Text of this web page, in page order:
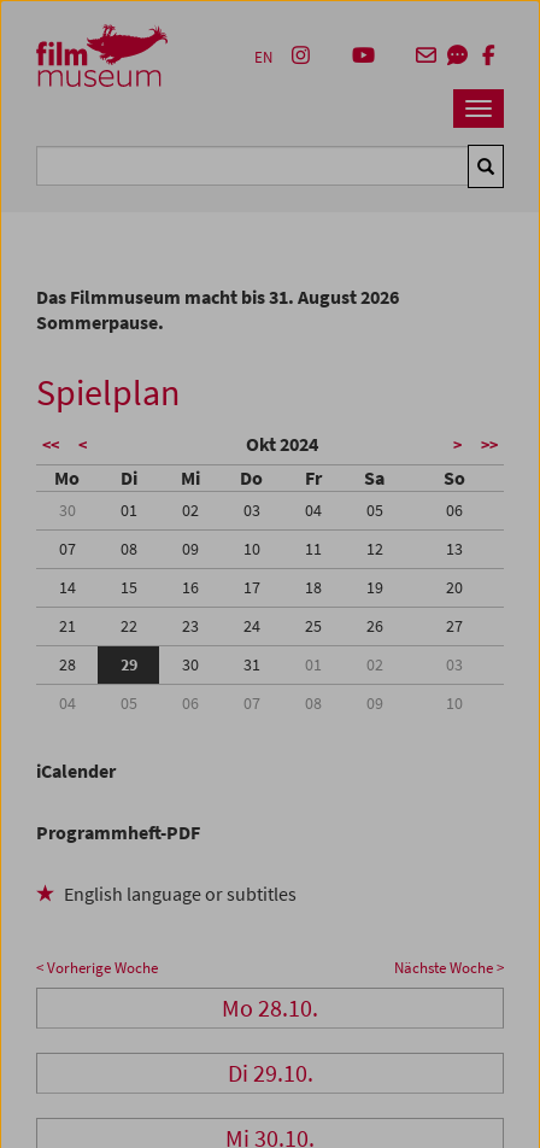
Zum Inhalt
Zum Hauptmenü
Zur Servicenavigation
Zum Suche
Navbar
EN
Das Filmmuseum macht bis 31. August 2026
Sommerpause.
Spielplan
<< < Okt 2024 > >>
Mo Di Mi Do Fr Sa So
30 01 02 03 04 05
06
07
08 09 10 11 12
13
14
15 16 17 18 19
20
21
22 23 24 25 26
27
28
29 30 31 01 02
03
04
05 06 07 08 09 10
iCalender
Programmheft-PDF
English language or subtitles
< Vorherige Woche Nächste Woche >
Mo 28.10.
Di 29.10.
Mi 30.10.